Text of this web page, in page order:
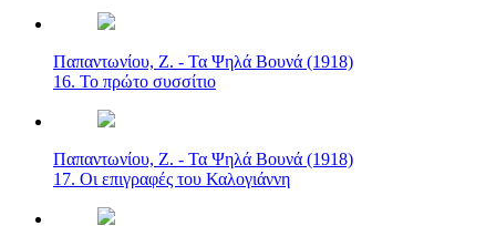
Παπαντωνίου, Ζ. - Τα Ψηλά Βουνά (1918)
16. Το πρώτο συσσίτιο
Παπαντωνίου, Ζ. - Τα Ψηλά Βουνά (1918)
17. Οι επιγραφές του Καλογιάννη